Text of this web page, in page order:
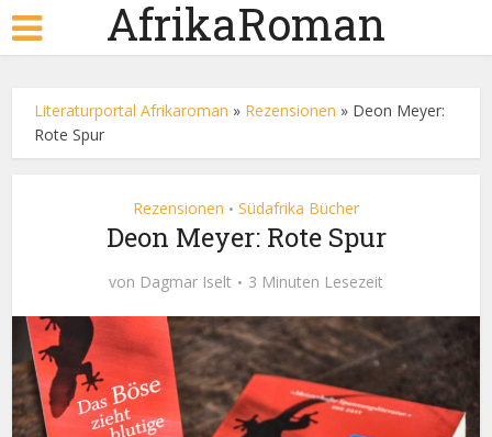
AfrikaRoman
Literaturportal Afrikaroman » Rezensionen » Deon Meyer:
Rote Spur
Rezensionen • Südafrika Bücher
Deon Meyer: Rote Spur
von Dagmar Iselt 3 Minuten Lesezeit